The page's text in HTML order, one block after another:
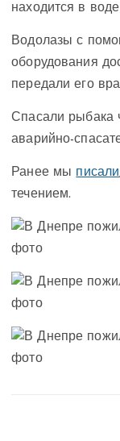
находится в
Водолазы с
оборудования
передали его
Спасали рыбака
аварийно-
Ранее мы писали
течением.